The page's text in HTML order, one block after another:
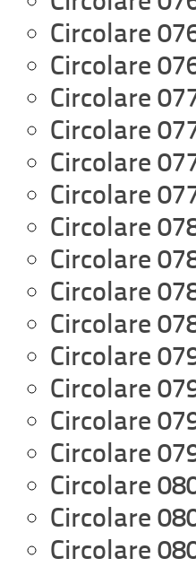
Circolare
Circolare
Circolare
Circolare
Circolare
Circolare
Circolare
Circolare
Circolare
Circolare
Circolare
Circolare
Circolare
Circolare
Circolare
Circolare
Circolare